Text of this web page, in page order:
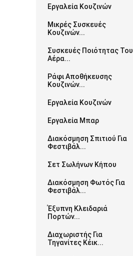
Εργαλεία Κουζινών
Μικρές Συσκευές
Κουζινών...
Συσκευές Ποιότητας Του
Αέρα...
Ράφι Αποθήκευσης
Κουζινών...
Εργαλεία Κουζινών
Εργαλεία Μπαρ
Διακόσμηση Σπιτιού Για
Φεστιβάλ...
Σετ Σωλήνων Κήπου
Διακόσμηση Φωτός Για
Φεστιβάλ...
Έξυπνη Κλειδαριά
Πορτών...
Διαχωριστής Για
Τηγανίτες Κέικ...